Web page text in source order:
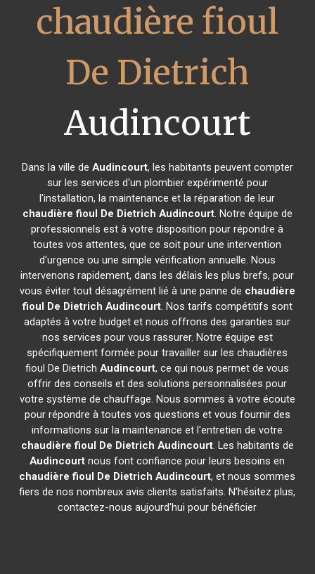
chaudière fioul
De Dietrich
Audincourt
Dans la ville de Audincourt, les habitants peuvent compter
sur les services d'un plombier expérimenté pour
l'installation, la maintenance et la réparation de leur
chaudière fioul De Dietrich Audincourt. Notre équipe de
professionnels est à votre disposition pour répondre à
toutes vos attentes, que ce soit pour une intervention
d'urgence ou une simple vérification annuelle. Nous
intervenons rapidement, dans les délais les plus brefs, pour
vous éviter tout désagrément lié à une panne de chaudière
fioul De Dietrich Audincourt. Nos tarifs compétitifs sont
adaptés à votre budget et nous offrons des garanties sur
nos services pour vous rassurer. Notre équipe est
spécifiquement formée pour travailler sur les chaudières
fioul De DietrichAudincourt, ce qui nous permet de vous
offrir des conseils et des solutions personnalisées pour
votre système de chauffage. Nous sommes à votre écoute
pour répondre à toutes vos questions et vous fournir des
informations sur la maintenance et l'entretien de votre
chaudière fioul De Dietrich Audincourt. Les habitants de
Audincourt nous font confiance pour leurs besoins en
chaudière fioul De Dietrich Audincourt, et nous sommes
fiers de nos nombreux avis clients satisfaits. N'hésitez plus,
contactez-nous aujourd'hui pour bénéficier